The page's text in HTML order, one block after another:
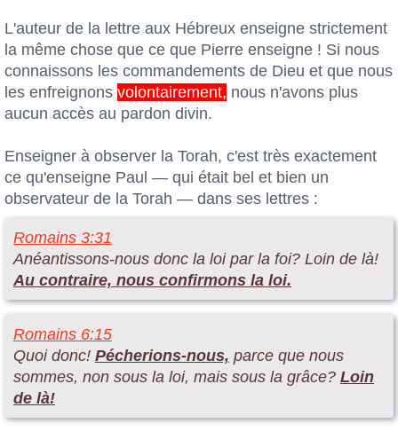
L'auteur de la lettre aux Hébreux enseigne strictement
la même chose que ce que Pierre enseigne ! Si nous
connaissons les commandements de Dieu et que nous
les enfreignons volontairement, nous n'avons plus
aucun accès au pardon divin.
Enseigner à observer la Torah, c'est très exactement
ce qu'enseigne Paul — qui était bel et bien un
observateur de la Torah — dans ses lettres :
Romains 3:31
Anéantissons-nous donc la loi par la foi? Loin de là!
Au contraire, nous confirmons la loi.
Romains 6:15
Quoi donc! Pécherions-nous, parce que nous
sommes, non sous la loi, mais sous la grâce? Loin
de là!